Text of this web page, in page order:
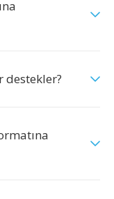
destekler?